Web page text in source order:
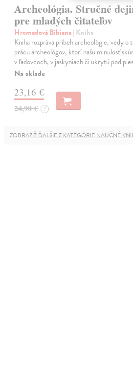
Archeológia. Stručné
pre mladých čitateľov
Hromadová Bibiana| Kniha
Kniha rozpráva príbeh archeológie, vedy
prácu archeológov, ktorí našu minulosť
v ľadovcoch, v jaskyniach či ukrytú pod
Na sklade
23,16 €
24,90 € ?
ZOBRAZIŤ ĎALŠIE Z KATEGÓRIE NÁUČNÉ